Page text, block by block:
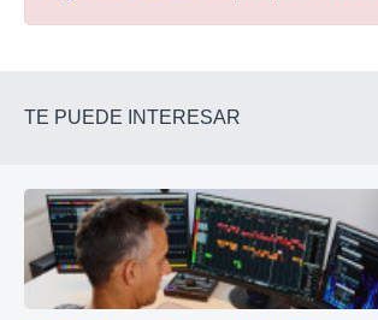
TE PUEDE INTERESAR